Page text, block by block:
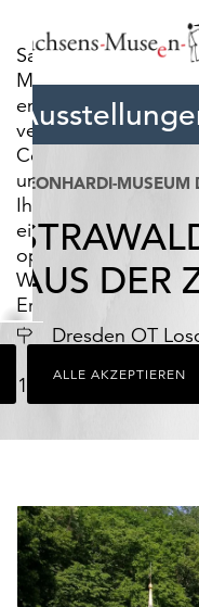
Sachsens-
Museen-
entdecken.de
verwendet
Cookies,
um
Ihnen
ein
optimales
Webseiten-
Erlebnis
zu
bieten.
Dazu
zählen
den
Betrieb
der
Seite
ALLE AKZEPTIEREN
LEONHARDI-MUSEUM
AUS DER
Ort Dresden OT
19.09.2021